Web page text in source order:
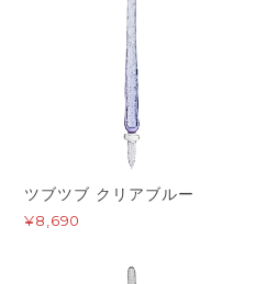
ツブツブ クリアブルー
¥8,690